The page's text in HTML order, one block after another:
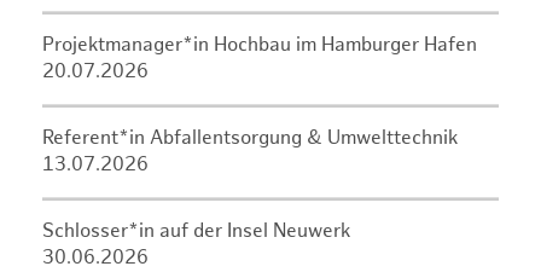
Projektmanager*in Hochbau im Hamburger Hafen
20.07.2026
Referent*in Abfallentsorgung & Umwelttechnik
13.07.2026
Schlosser*in auf der Insel Neuwerk
30.06.2026